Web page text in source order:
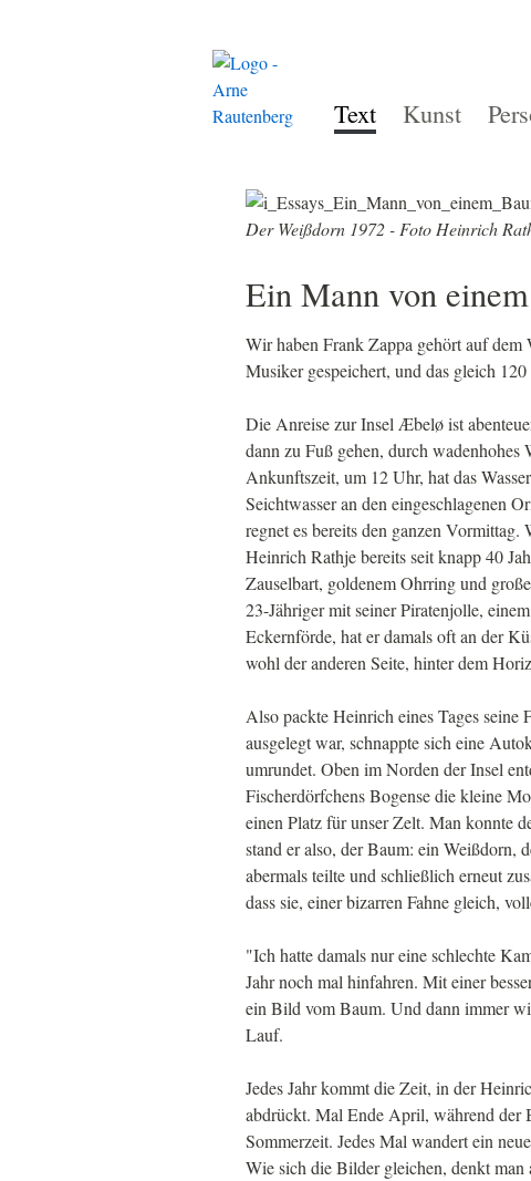
Text Kunst
Der Weißdorn 1972 - Foto Heinrich
Ein Mann von
Wir haben Frank Zappa gehört auf
Musiker gespeichert, und das gleich
Die Anreise zur Insel Æbelø ist
dann zu Fuß gehen, durch wadenhohes
Ankunftszeit, um 12 Uhr, hat das
Seichtwasser an den eingeschlagenen
regnet es bereits den ganzen
Heinrich Rathje bereits seit knapp 40
Zauselbart, goldenem Ohrring und
23-Jähriger mit seiner Piratenjolle,
Eckernförde, hat er damals oft an der
wohl der anderen Seite, hinter dem
Also packte Heinrich eines Tages seine
ausgelegt war, schnappte sich eine
umrundet. Oben im Norden der Insel
Fischerdörfchens Bogense die kleine
einen Platz für unser Zelt. Man konnte
stand er also, der Baum: ein Weißdorn,
abermals teilte und schließlich erneut
dass sie, einer bizarren Fahne gleich,
"Ich hatte damals nur eine schlechte
Jahr noch mal hinfahren. Mit einer
ein Bild vom Baum. Und dann immer
Lauf.
Jedes Jahr kommt die Zeit, in der
abdrückt. Mal Ende April, während der
Sommerzeit. Jedes Mal wandert ein
Wie sich die Bilder gleichen, denkt